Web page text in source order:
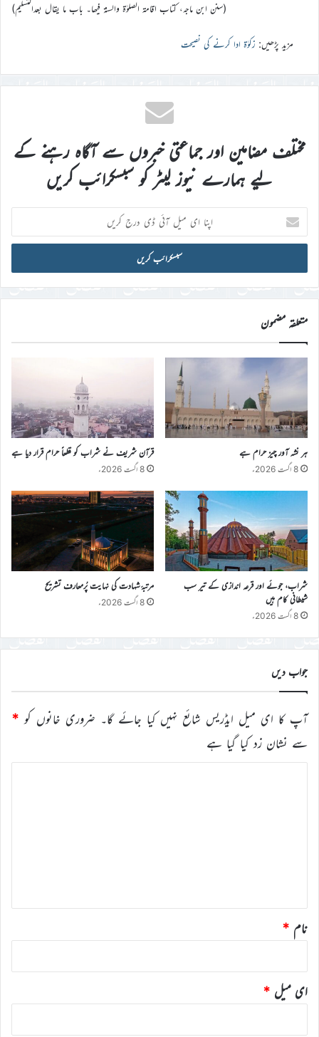
(سنن ابن ماجہ، کتاب اقامۃ الصلوٰۃ والسنۃ فیھا۔ باب ما یقال بعدالتسلیم)
مزید پڑھیں: زکوٰۃ ادا کرنے کی نصیحت
مختلف مضامین اور جماعتی خبروں سے آگاہ رہنے کے
لیے ہمارے نیوز لیٹر کو سبسکرائب کریں
اپنا
ای
میل
ڈی
درج
کریں
متعلقہ مضمون
ہر نشہ آور چیز حرام ہے
8 اگست 2026ء
قرآن شریف نے شراب کو قطعاً حرام قرار دیا ہے
8 اگست 2026ء
شراب، جوئے اور قرعہ اندازی کے تیر سب
شیطانی کام ہیں
8 اگست 2026ء
مرتبۂ شہادت کی نہایت پُرمعارف تشریح
8 اگست 2026ء
جواب دیں
آپ کا ای میل ایڈریس شائع نہیں کیا جائے گا۔ ضروری خانوں کو *
سے نشان زد کیا گیا ہے
نام *
ای میل *